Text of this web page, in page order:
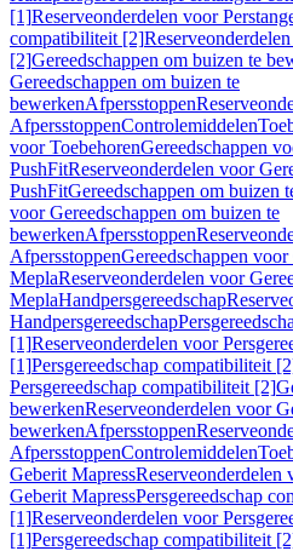
[1]Reserveonderdelen voor
compatibiliteit [2]
[2]Gereedschappen om buizen te
Gereedschappen om buizen te
bewerkenAfpersstoppen
AfpersstoppenControlemiddelen
voor ToebehorenGereedschappen
PushFitReserveonderdelen voor
PushFitGereedschappen om buizen
voor Gereedschappen om buizen te
bewerkenAfpersstoppen
AfpersstoppenGereedschappen
MeplaReserveonderdelen voor
MeplaHandpersgereedschap
Handpersgereedschap
[1]Reserveonderdelen voor
[1]Persgereedschap compatibiliteit
Persgereedschap compatibiliteit [2]
bewerkenReserveonderdelen voor
bewerkenAfpersstoppen
AfpersstoppenControlemiddelen
Geberit MapressReserveonderdelen
Geberit MapressPersgereedschap
[1]Reserveonderdelen voor
[1]Persgereedschap compatibiliteit